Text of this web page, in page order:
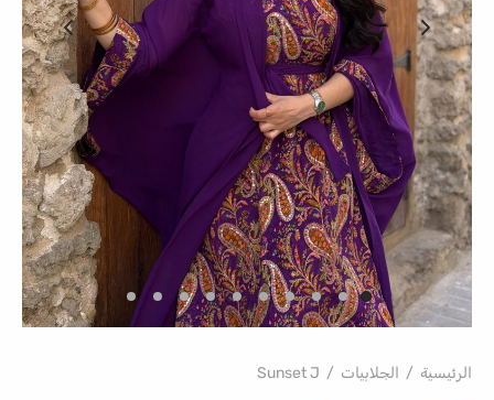
الرئيسية / الجلابيات /